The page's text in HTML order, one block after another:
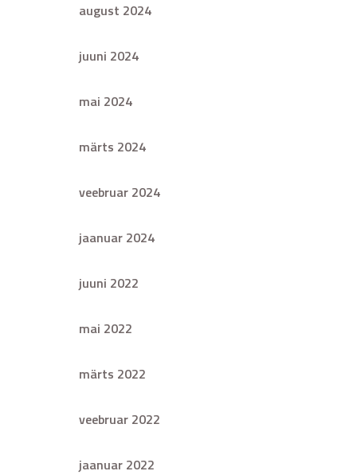
august 2024
juuni 2024
mai 2024
märts 2024
veebruar 2024
jaanuar 2024
juuni 2022
mai 2022
märts 2022
veebruar 2022
jaanuar 2022